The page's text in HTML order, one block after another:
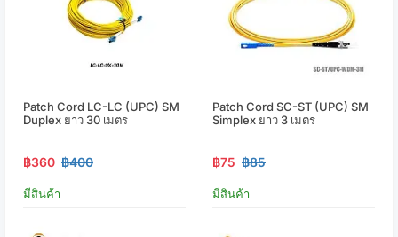
Patch Cord LC-LC (UPC) SM
Duplex ยาว 30 เมตร
฿360 ฿400
มีสินค้า
Patch Cord SC-ST (UPC) SM
Simplex ยาว 3 เมตร
฿75 ฿85
มีสินค้า